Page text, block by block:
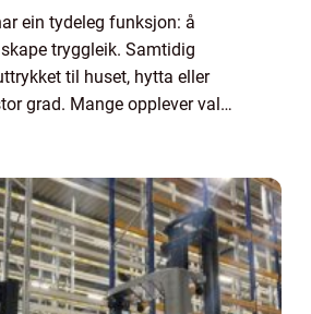
ein tydeleg funksjon: å
tryggleik. Samtidig
til huset, hytta eller
grad. Mange opplever valet